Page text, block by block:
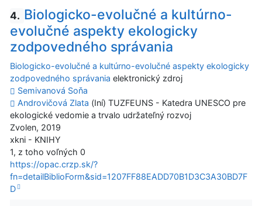
4. Biologicko-evolučné a kultúrno-
evolučné aspekty ekologicky
zodpovedného správania
Biologicko-evolučné a kultúrno-evolučné aspekty ekologicky
zodpovedného správania elektronický zdroj
Semivanová Soňa
Androvičová Zlata (Iní) TUZFEUNS - Katedra UNESCO pre
ekologické vedomie a trvalo udržateľný rozvoj
Zvolen, 2019
xkni - KNIHY
1, z toho voľných 0
https://opac.crzp.sk/?
fn=detailBiblioForm&sid=1207FF88EADD70B1D3C3A30BD7F
D